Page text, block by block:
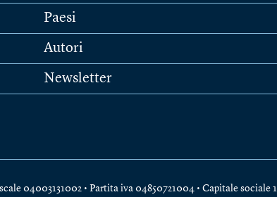
Paesi
Autori
Newsletter
04003131002 • Partita iva 04850721004 • Capitale sociale